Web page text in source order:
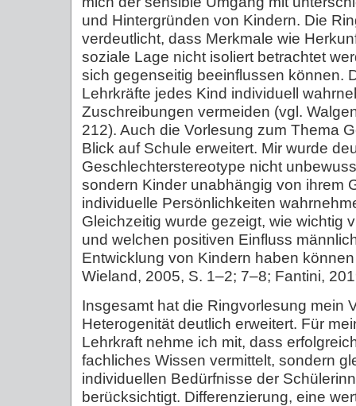
und Hintergründen von Kindern. Die
verdeutlicht, dass Merkmale wie
soziale Lage nicht isoliert betrachtet
sich gegenseitig beeinflussen können.
Lehrkräfte jedes Kind individuell
Zuschreibungen vermeiden (vgl.
212). Auch die Vorlesung zum Thema
Blick auf Schule erweitert. Mir wurde
Geschlechterstereotype nicht
sondern Kinder unabhängig von ihrem
individuelle Persönlichkeiten
Gleichzeitig wurde gezeigt, wie wichtig
und welchen positiven Einfluss
Entwicklung von Kindern haben
Wieland, 2005, S. 1–2; 7–8; Fantini,
Insgesamt hat die Ringvorlesung mein
Heterogenität deutlich erweitert. Für
Lehrkraft nehme ich mit, dass
fachliches Wissen vermittelt, sondern
individuellen Bedürfnisse der
berücksichtigt. Differenzierung, eine